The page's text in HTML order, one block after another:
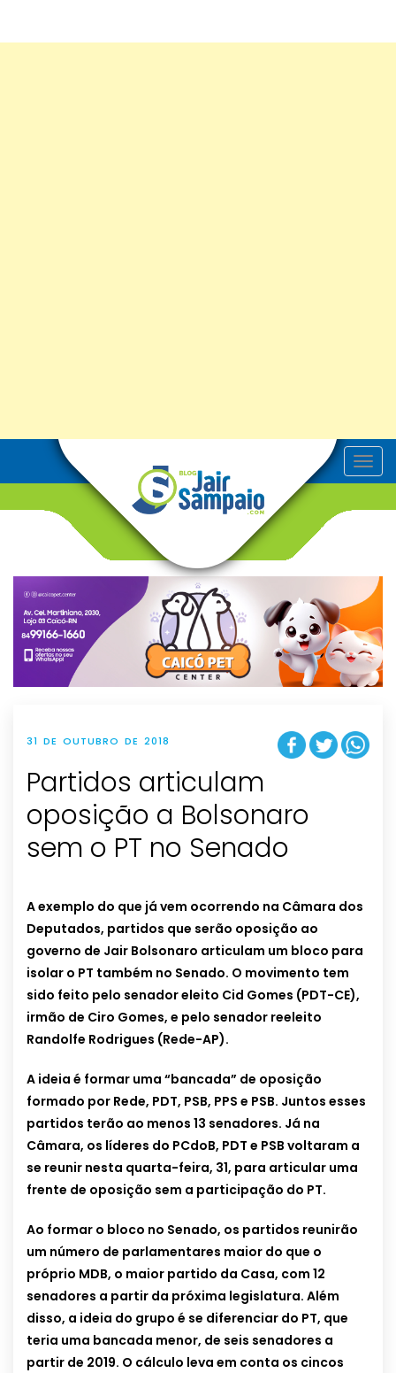
T
o
v
g
t
i
o
n
31 DE OUTUBRO DE 2018
Partidos articulam
oposição a Bolsonaro
sem o PT no Senado
A exemplo do que já vem ocorrendo na Câmara dos
Deputados, partidos que serão oposição ao
governo de Jair Bolsonaro articulam um bloco para
isolar o PT também no Senado. O movimento tem
sido feito pelo senador eleito Cid Gomes (PDT-CE),
irmão de Ciro Gomes, e pelo senador reeleito
Randolfe Rodrigues (Rede-AP).
A ideia é formar uma “bancada” de oposição
formado por Rede, PDT, PSB, PPS e PSB. Juntos esses
partidos terão ao menos 13 senadores. Já na
Câmara, os líderes do PCdoB, PDT e PSB voltaram a
se reunir nesta quarta-feira, 31, para articular uma
frente de oposição sem a participação do PT.
Ao formar o bloco no Senado, os partidos reunirão
um número de parlamentares maior do que o
próprio MDB, o maior partido da Casa, com 12
senadores a partir da próxima legislatura. Além
disso, a ideia do grupo é se diferenciar do PT, que
teria uma bancada menor, de seis senadores a
partir de 2019. O cálculo leva em conta os cincos